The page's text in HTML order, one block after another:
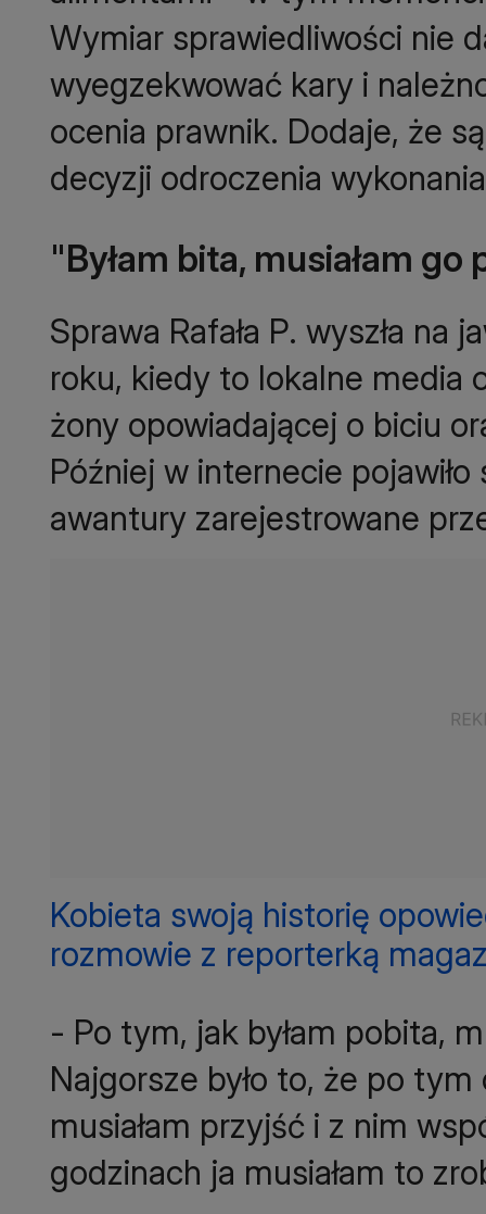
Wymiar sprawiedliwości nie
wyegzekwować kary i
ocenia prawnik. Dodaje, że
decyzji odroczenia
"Byłam bita, musiałam
Sprawa Rafała P. wyszła na
roku, kiedy to lokalne media
żony opowiadającej o biciu
Później w internecie
awantury zarejestrowane
Kobieta swoją historię
rozmowie z reporterką
- Po tym, jak byłam pobita,
Najgorsze było to, że po
musiałam przyjść i z nim